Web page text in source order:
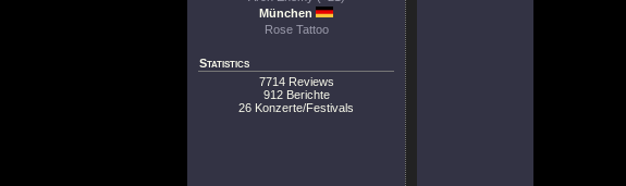
München
Rose Tattoo
Statistics
7714 Reviews
912 Berichte
26 Konzerte/Festivals